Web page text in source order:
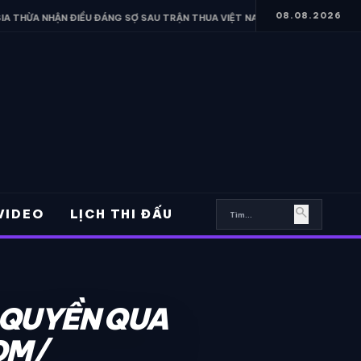
ĐIỀU ĐÁNG SỢ SAU TRẬN THUA VIỆT NAM • FERRAN TORRES HÉ
08.08.2026
LỊCH THI ĐẤU search
QUA